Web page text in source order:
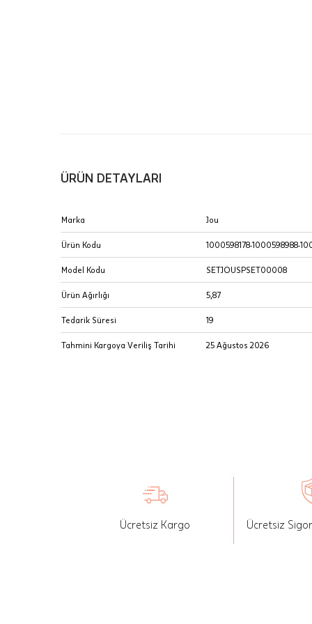
ÜRÜN DETAYLARI
Marka Jou
Ürün Kodu 1000598178-1000598988-
Model Kodu SETJOUSPSET00008
Ürün Ağırlığı 5,87
Tedarik Süresi 19
Tahmini Kargoya Veriliş Tarihi 25 Ağustos 2026
Ücretsiz Kargo Ücretsiz
İade:
yapılan
Önemli: